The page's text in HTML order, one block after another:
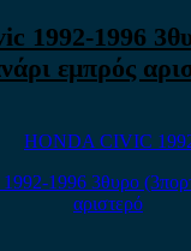
1992-1996
εμπρός
HONDA CIVIC